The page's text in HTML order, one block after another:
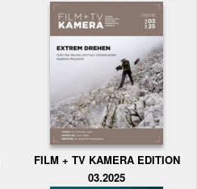
FILM + TV KAMERA EDITION
03.2025